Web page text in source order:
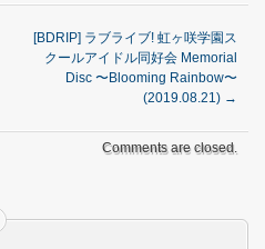
[BDRIP] ラブライブ! 虹ヶ咲学園ス
クールアイドル同好会 Memorial
Disc 〜Blooming Rainbow〜
(2019.08.21) →
Comments are closed.